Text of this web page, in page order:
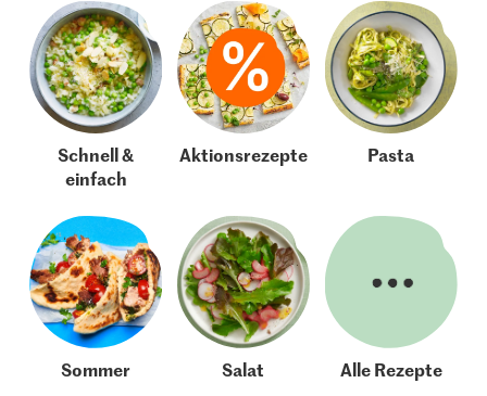
Schnell &
einfach
Aktionsrezepte Pasta
Sommer Salat Alle Rezepte